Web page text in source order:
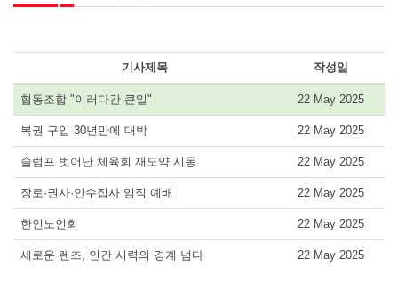
기사제목 작성일
협동조합 "이러다간 큰일" 22 May 2025
복권 구입 30년만에 대박 22 May 2025
슬럼프 벗어난 체육회 재도약 시동 22 May 2025
장로·권사·안수집사 임직 예배 22 May 2025
한인노인회 22 May 2025
새로운 렌즈, 인간 시력의 경계 넘다 22 May 2025